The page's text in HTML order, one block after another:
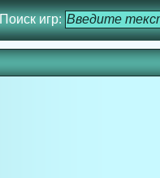
Поиск игр: